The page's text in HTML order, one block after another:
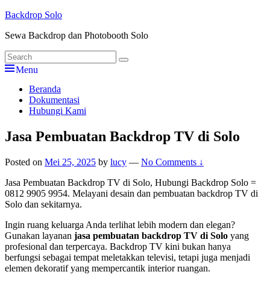
Skip
content
Backdrop Solo
Sewa Backdrop dan Photobooth Solo
Search
for:
Search
Menu
Primary
menu
Beranda
Dokumentasi
Hubungi Kami
Jasa Pembuatan Backdrop TV di Solo
Posted on Mei 25, 2025 by lucy — No Comments ↓
Jasa Pembuatan Backdrop TV di Solo, Hubungi Backdrop Solo =
0812 9905 9954. Melayani desain dan pembuatan backdrop TV di
Solo dan sekitarnya.
Ingin ruang keluarga Anda terlihat lebih modern dan elegan?
Gunakan layanan jasa pembuatan backdrop TV di Solo yang
profesional dan terpercaya. Backdrop TV kini bukan hanya
berfungsi sebagai tempat meletakkan televisi, tetapi juga menjadi
elemen dekoratif yang mempercantik interior ruangan.